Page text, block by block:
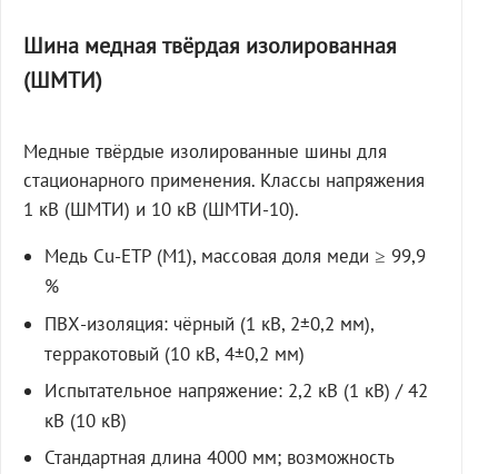
Шина медная твёрдая изолированная
(ШМТИ)
Медные твёрдые изолированные шины для
стационарного применения. Классы напряжения
1 кВ (ШМТИ) и 10 кВ (ШМТИ-10).
Медь Cu-ETP (M1), массовая доля меди ≥ 99,9
%
ПВХ-изоляция: чёрный (1 кВ, 2±0,2 мм),
терракотовый (10 кВ, 4±0,2 мм)
Испытательное напряжение: 2,2 кВ (1 кВ) / 42
кВ (10 кВ)
Стандартная длина 4000 мм; возможность